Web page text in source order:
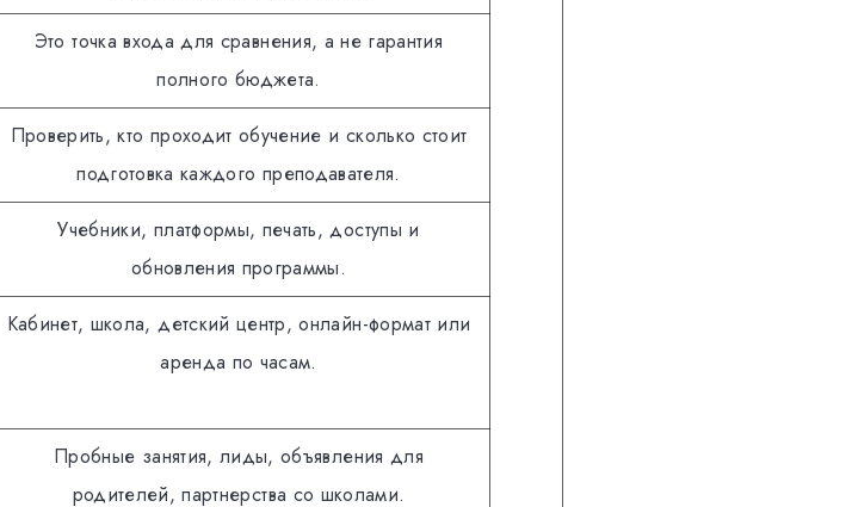
Это точка входа для сравнения, а не гарантия
полного бюджета.
Проверить, кто проходит обучение и сколько стоит
подготовка каждого преподавателя.
Учебники, платформы, печать, доступы и
обновления программы.
Кабинет, школа, детский центр, онлайн-формат или
аренда по часам.
Пробные занятия, лиды, объявления для
родителей, партнерства со школами.